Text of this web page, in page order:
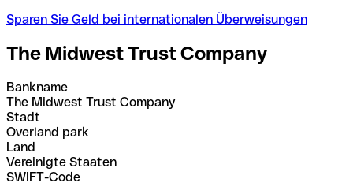
Sparen Sie Geld bei internationalen Überweisungen
The Midwest Trust Company
Bankname
The Midwest Trust Company
Stadt
Overland park
Land
Vereinigte Staaten
SWIFT-Code